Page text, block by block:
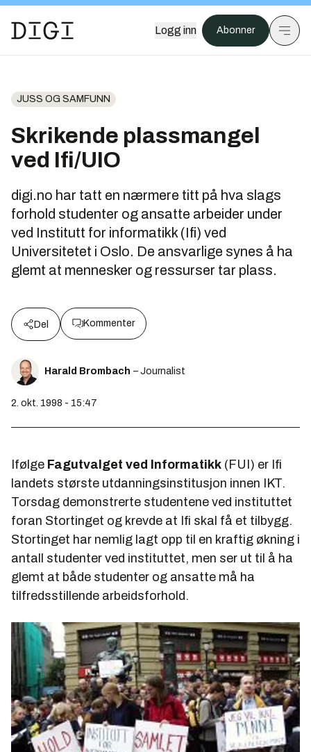
Logg inn Abonner
JUSS OG SAMFUNN
Skrikende plassmangel
ved Ifi/UIO
digi.no har tatt en nærmere titt på hva slags
forhold studenter og ansatte arbeider under
ved Institutt for informatikk (Ifi) ved
Universitetet i Oslo. De ansvarlige synes å ha
glemt at mennesker og ressurser tar plass.
Del Kommenter
Harald Brombach – Journalist
2. okt. 1998 - 15:47
Ifølge Fagutvalget ved Informatikk (FUI) er Ifi
landets største utdanningsinstitusjon innen IKT.
Torsdag demonstrerte studentene ved instituttet
foran Stortinget og krevde at Ifi skal få et tilbygg.
Stortinget har nemlig lagt opp til en kraftig økning i
antall studenter ved instituttet, men ser ut til å ha
glemt at både studenter og ansatte må ha
tilfredsstillende arbeidsforhold.